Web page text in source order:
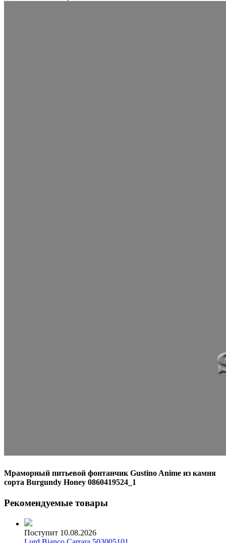
Мраморный питьевой фонтанчик Gustino Anime из камня
сорта Burgundy Honey 0860419524_1
Рекомендуемые товары
Поступит 10.08.2026